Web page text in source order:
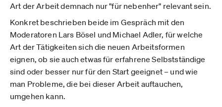
Art der Arbeit demnach nur "für nebenher" relevant sein.
Konkret beschrieben beide im Gespräch mit den
Moderatoren Lars Bösel und Michael Adler, für welche
Art der Tätigkeiten sich die neuen Arbeitsformen
eignen, ob sie auch etwas für erfahrene Selbstständige
sind oder besser nur für den Start geeignet – und wie
man Probleme, die bei dieser Arbeit auftauchen,
umgehen kann.